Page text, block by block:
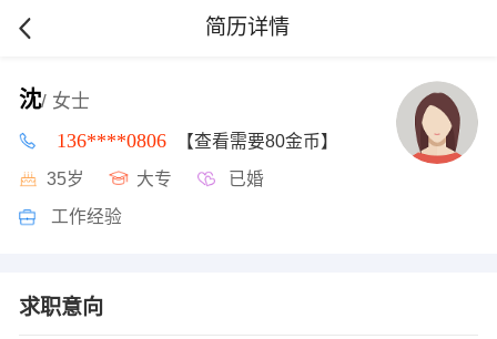
简历详情
沈/ 女士
136****0806 【查看需要80金币】
35岁 大专 已婚
工作经验
求职意向